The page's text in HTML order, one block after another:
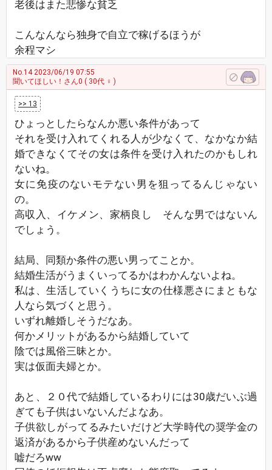
老後はまた悲惨な貧乏
こんなんなら独身で自立で稼げるほうが
余程マシ
No.142023/06/19 07:55
聞いてほしい！さん0 ( 30代 ♀ )
>> 13
ひょっとしたらなんか悪い条件があって
それを受け入れてくれる人が少なくて、なかなか結
婚できなくてその女は条件を受け入れたのかもしれ
ないね。
女に免疫のないモテない男を狙ってるんじゃない
の。
高収入、イケメン、家柄良し そんな男ではないん
でしょう。
結局、同類か条件の悪い男ってことか。
結婚生活がうまくいってるかはわかんないよね。
私は、生活していくうちに女の仕様悪さにまともな
人なら気づくと思う。
いずれ離婚しそうだなあ。
何かメリットがあるから結婚していて
陰では風俗三昧とか。
実は仮面夫婦とか。
あと、２０代で結婚しているわりには30歳だいぶ過
ぎても子供はいないんだよなあ。
子供欲しがってるみたいだけど大学時代の奨学金の
返済があるから子供産めないんだって
嘘だろww